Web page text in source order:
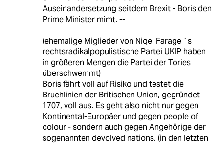
Auseinandersetzung seitdem Brexit - Boris den
Prime Minister mimt. --
(ehemalige Miglieder von Niqel Farage `s
rechtsradikalpopulistische Partei UKIP haben
in größeren Mengen die Partei der Tories
überschwemmt)
Boris fährt voll auf Risiko und testet die
Bruchlinien der Britischen Union, gegründet
1707, voll aus. Es geht also nicht nur gegen
Kontinental-Europäer und gegen people of
colour - sondern auch gegen Angehörige der
sogenannten devolved nations. (in den letzten